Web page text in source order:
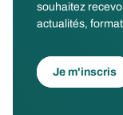
souhaitez
actualités,
Je m'inscris